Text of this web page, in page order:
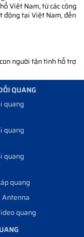
Việt Nam, từ các công
động tại Việt Nam, đến
người tận tình hỗ trợ
QUANG
quang
quang
quang
quang
Antenna
quang